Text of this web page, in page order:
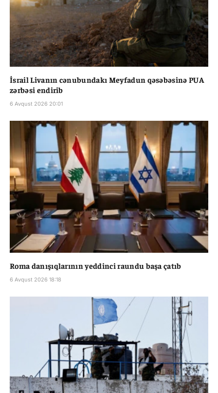
İsrail Livanın cənubundakı Meyfadun qəsəbəsinə PUA
zərbəsi endirib
6 Avqust 2026 20:01
Roma danışıqlarının yeddinci raundu başa çatıb
6 Avqust 2026 18:18